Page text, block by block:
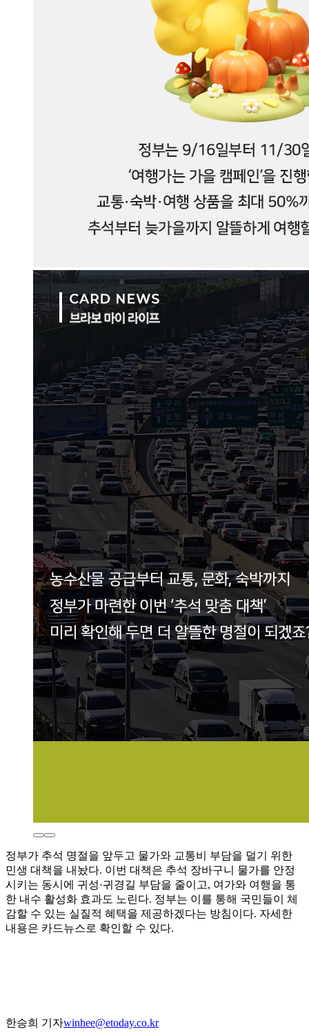
정부가 추석 명절을 앞두고 물가와 교통비 부담을 덜기 위한
민생 대책을 내놨다. 이번 대책은 추석 장바구니 물가를 안정
시키는 동시에 귀성·귀경길 부담을 줄이고, 여가와 여행을 통
한 내수 활성화 효과도 노린다. 정부는 이를 통해 국민들이 체
감할 수 있는 실질적 혜택을 제공하겠다는 방침이다. 자세한
내용은 카드뉴스로 확인할 수 있다.
한승희 기자winhee@etoday.co.kr